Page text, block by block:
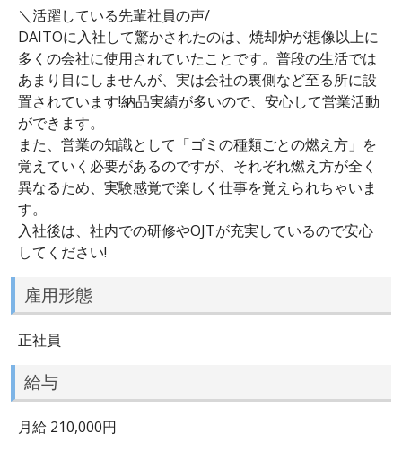
＼活躍している先輩社員の声/
DAITOに入社して驚かされたのは、焼却炉が想像以上に
多くの会社に使用されていたことです。普段の生活では
あまり目にしませんが、実は会社の裏側など至る所に設
置されています!納品実績が多いので、安心して営業活動
ができます。
また、営業の知識として「ゴミの種類ごとの燃え方」を
覚えていく必要があるのですが、それぞれ燃え方が全く
異なるため、実験感覚で楽しく仕事を覚えられちゃいま
す。
入社後は、社内での研修やOJTが充実しているので安心
してください!
雇用形態
正社員
給与
月給 210,000円